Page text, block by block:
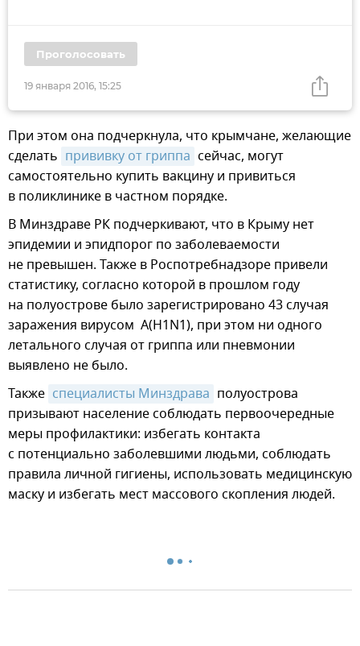
Проголосовать
19 января 2016, 15:25
При этом она подчеркнула, что крымчане, желающие
сделать прививку от гриппа сейчас, могут
самостоятельно купить вакцину и привиться
в поликлинике в частном порядке.
В Минздраве РК подчеркивают, что в Крыму нет
эпидемии и эпидпорог по заболеваемости
не превышен. Также в Роспотребнадзоре привели
статистику, согласно которой в прошлом году
на полуострове было зарегистрировано 43 случая
заражения вирусом A(H1N1), при этом ни одного
летального случая от гриппа или пневмонии
выявлено не было.
Также специалисты Минздрава полуострова
призывают население соблюдать первоочередные
меры профилактики: избегать контакта
с потенциально заболевшими людьми, соблюдать
правила личной гигиены, использовать медицинскую
маску и избегать мест массового скопления людей.